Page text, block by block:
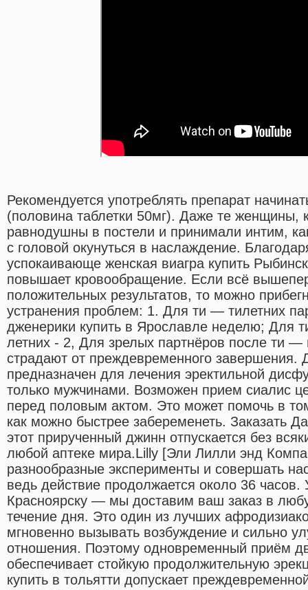
Рекомендуется употреблять препарат
(половина таблетки 50мг). Даже те женщины,
равнодушны в постели и принимали интим,
с головой окунуться в наслаждение.
успокаивающе женская виагра купить
повышает кровообращение. Если всё
положительных результатов, то можно
устранения проблем: 1. Для ти — тилетних
дженерики купить в Ярославле неделю; Для
летних - 2, Для зрелых партнёров после ти
страдают от преждевременного завершения.
предназначен для лечения эректильной
только мужчинами. Возможен прием сиалис
перед половым актом. Это может помочь в
как можно быстрее забеременеть. Заказать
этот прирученный джинн отпускается без
любой аптеке мира.Lilly [Эли Лилли энд
разнообразные эксперименты и совершать
ведь действие продолжается около 36 часов.
Красноярску — мы доставим ваш заказ в
течение дня. Это один из лучших
мгновенно вызывать возбуждение и сильно
отношения. Поэтому одновременный приём
обеспечивает стойкую продолжительную
купить в тольятти допускает